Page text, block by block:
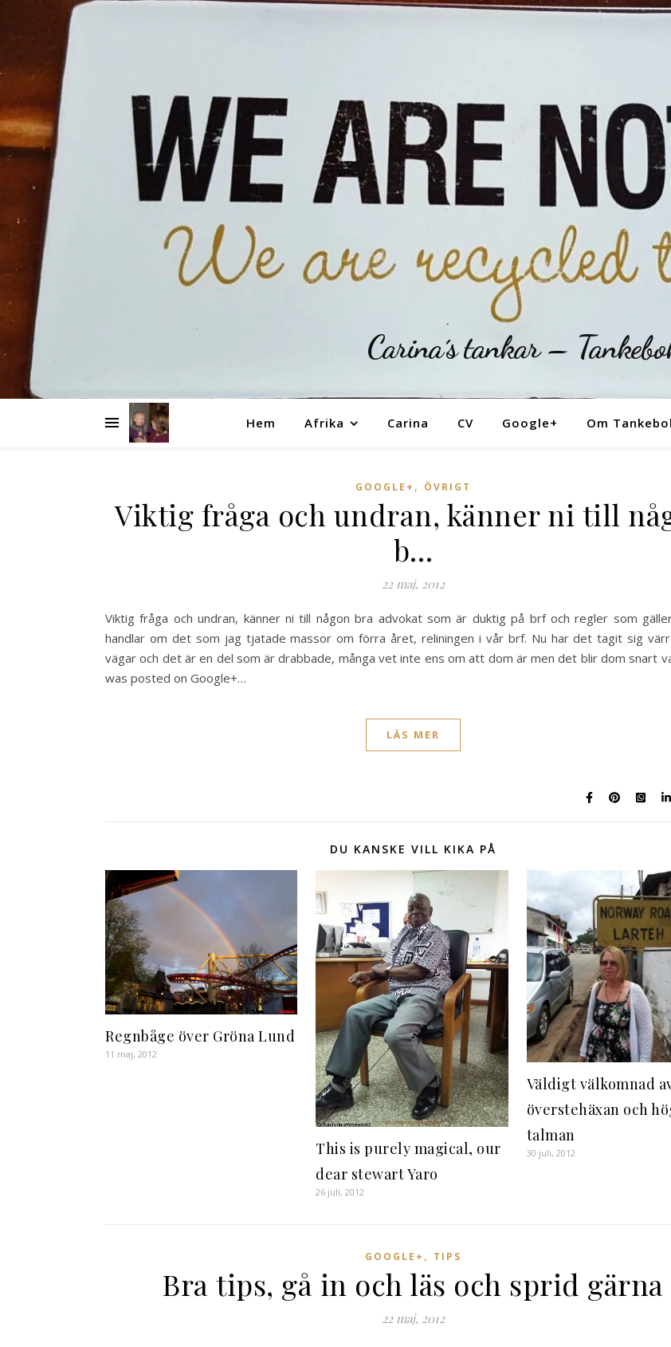
Carina´s tankar –
Hem Afrika Carina CV Google+ Om
GOOGLE+ , ÖVRIGT
Viktig fråga och undran, känner ni till
b…
22 maj, 2012
Viktig fråga och undran, känner ni till någon bra advokat som är duktig på brf och regler som
handlar om det som jag tjatade massor om förra året, reliningen i vår brf. Nu har det tagit sig
vägar och det är en del som är drabbade, många vet inte ens om att dom är men det blir dom snart
was posted on Google+…
LÄS MER
DU KANSKE VILL KIKA PÅ
Regnbåge över Gröna Lund
11 maj, 2012
This is purely magical, our
dear stewart Yaro
26 juli, 2012
Väldigt välkomnad
överstehäxan och
talman
30 juli, 2012
GOOGLE+ , TIPS
Bra tips, gå in och läs och sprid gärna
22 maj, 2012